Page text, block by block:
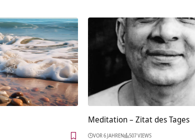
Meditation – Zitat des Tages
VOR 6 JAHREN 507 VIEWS